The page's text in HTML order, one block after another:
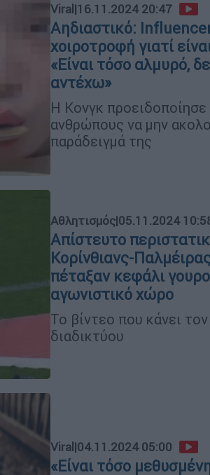
Viral|16.11.2024 20:47
Αηδιαστικό:
χοιροτροφή γιατί
«Είναι τόσο αλμυρό,
αντέχω»
Η Κονγκ προειδοποίησε
ανθρώπους να μην
παράδειγμά της
Αθλητισμός|05.11.2024
Απίστευτο
Κορίνθιανς-
πέταξαν κεφάλι
αγωνιστικό χώρο
Το βίντεο που κάνει
διαδικτύου
Viral|04.11.2024 05:00
«Είναι τόσο